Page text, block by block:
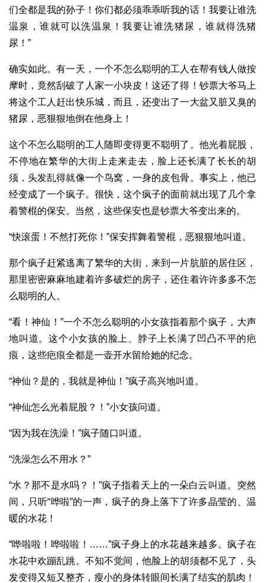
们全都是我的孙子！你们都必须乖乖听我的话！我要让谁洗
温泉，谁就可以洗温泉！我要让谁洗猪尿，谁就得洗猪
尿！”
确实如此。有一天，一个不怎么聪明的工人在帮有钱人做按
摩时，竟然刮破了人家一小块皮！这还了得！钞票大爷马上
将这个工人赶出快乐城，而且，还变出了一大盆又脏又臭的
猪尿，恶狠狠地倒在他身上！
这个不怎么聪明的工人随即变得更不聪明了。他光着屁股，
不停地在繁华的大街上走来走去，脸上还长满了长长的胡
须，头发乱得就像一个鸟窝，一身的皮包骨。事实上，他已
经变成了一个疯子。很快，这个疯子的面前就出现了几个拿
着警棍的保安。当然，这些保安也是钞票大爷变出来的。
“快滚蛋！不然打死你！”保安挥舞着警棍，恶狠狠地叫道。
那个疯子赶紧逃离了繁华的大街，来到一片肮脏的居住区，
那里密密麻麻地建着许多破烂的房子，还住着许许多多不怎
么聪明的人。
“看！神仙！”一个不怎么聪明的小女孩指着那个疯子，大声
地叫道。这个小女孩的脸上、脖子上长满了凹凸不平的疤
痕，这些疤痕全都是一壶开水留给她的纪念。
“神仙？是的，我就是神仙！”疯子高兴地叫道。
“神仙怎么光着屁股？！”小女孩问道。
“因为我在洗澡！”疯子随口叫道。
“洗澡怎么不用水？”
“水？那不是水吗？！”疯子指着天上的一朵白云叫道。突然
间，只听“哗啦”的一声，疯子的身上落下了许多晶莹的、温
暖的水花！
“哗啦啦！哗啦啦！……”疯子身上的水花越来越多。疯子在
水花中欢蹦乱跳。不知不觉间，他脸上的胡须都不见了，头
发变得又短又整齐，瘦小的身体转眼间长满了结实的肌肉！